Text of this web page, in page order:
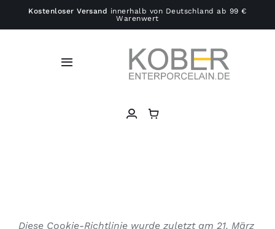
Kostenloser Versand innerhalb von Deutschland ab 99 €
Warenwert
Toggle
Diese Cookie-Richtlinie wurde zuletzt am 21. März